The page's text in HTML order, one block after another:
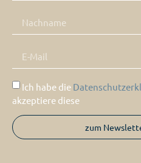
Ich habe die
akzeptiere diese
zum